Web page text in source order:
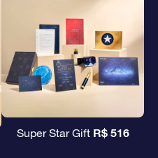
Super Star Gift R$ 516